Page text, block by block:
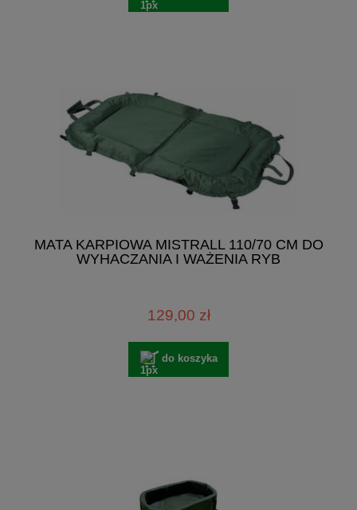
MATA KARPIOWA MISTRALL 110/70 CM DO
WYHACZANIA I WAŻENIA RYB
129,00 zł
do koszyka